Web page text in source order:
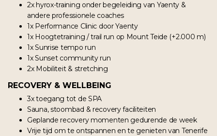
2x hyrox-training onder begeleiding van Yaenty &
andere professionele coaches
1x Performance Clinic door Yaenty
1x Hoogtetraining / trail run op Mount Teide (+2.000 m)
1x Sunrise tempo run
1x Sunset community run
2x Mobiliteit & stretching
RECOVERY & WELLBEING
3x toegang tot de SPA
Sauna, stoombad & recovery faciliteiten
Geplande recovery momenten gedurende de week
Vrije tijd om te ontspannen en te genieten van Tenerife